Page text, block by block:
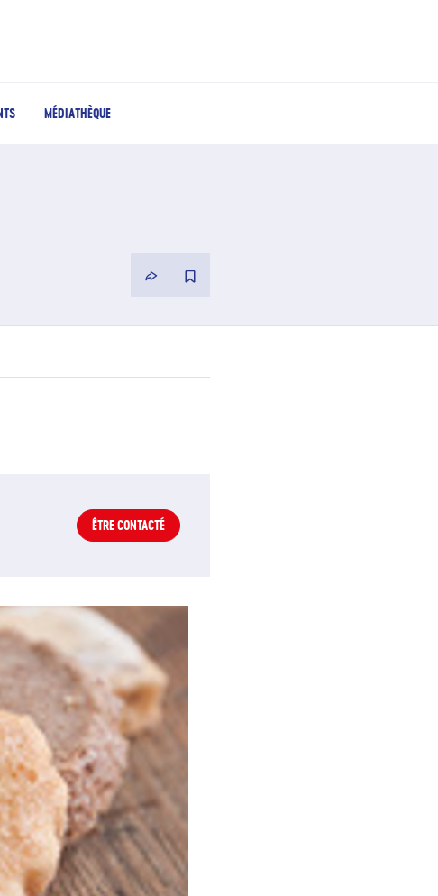
MÉDIATHÈQUE
ÊTRE CONTACTÉ